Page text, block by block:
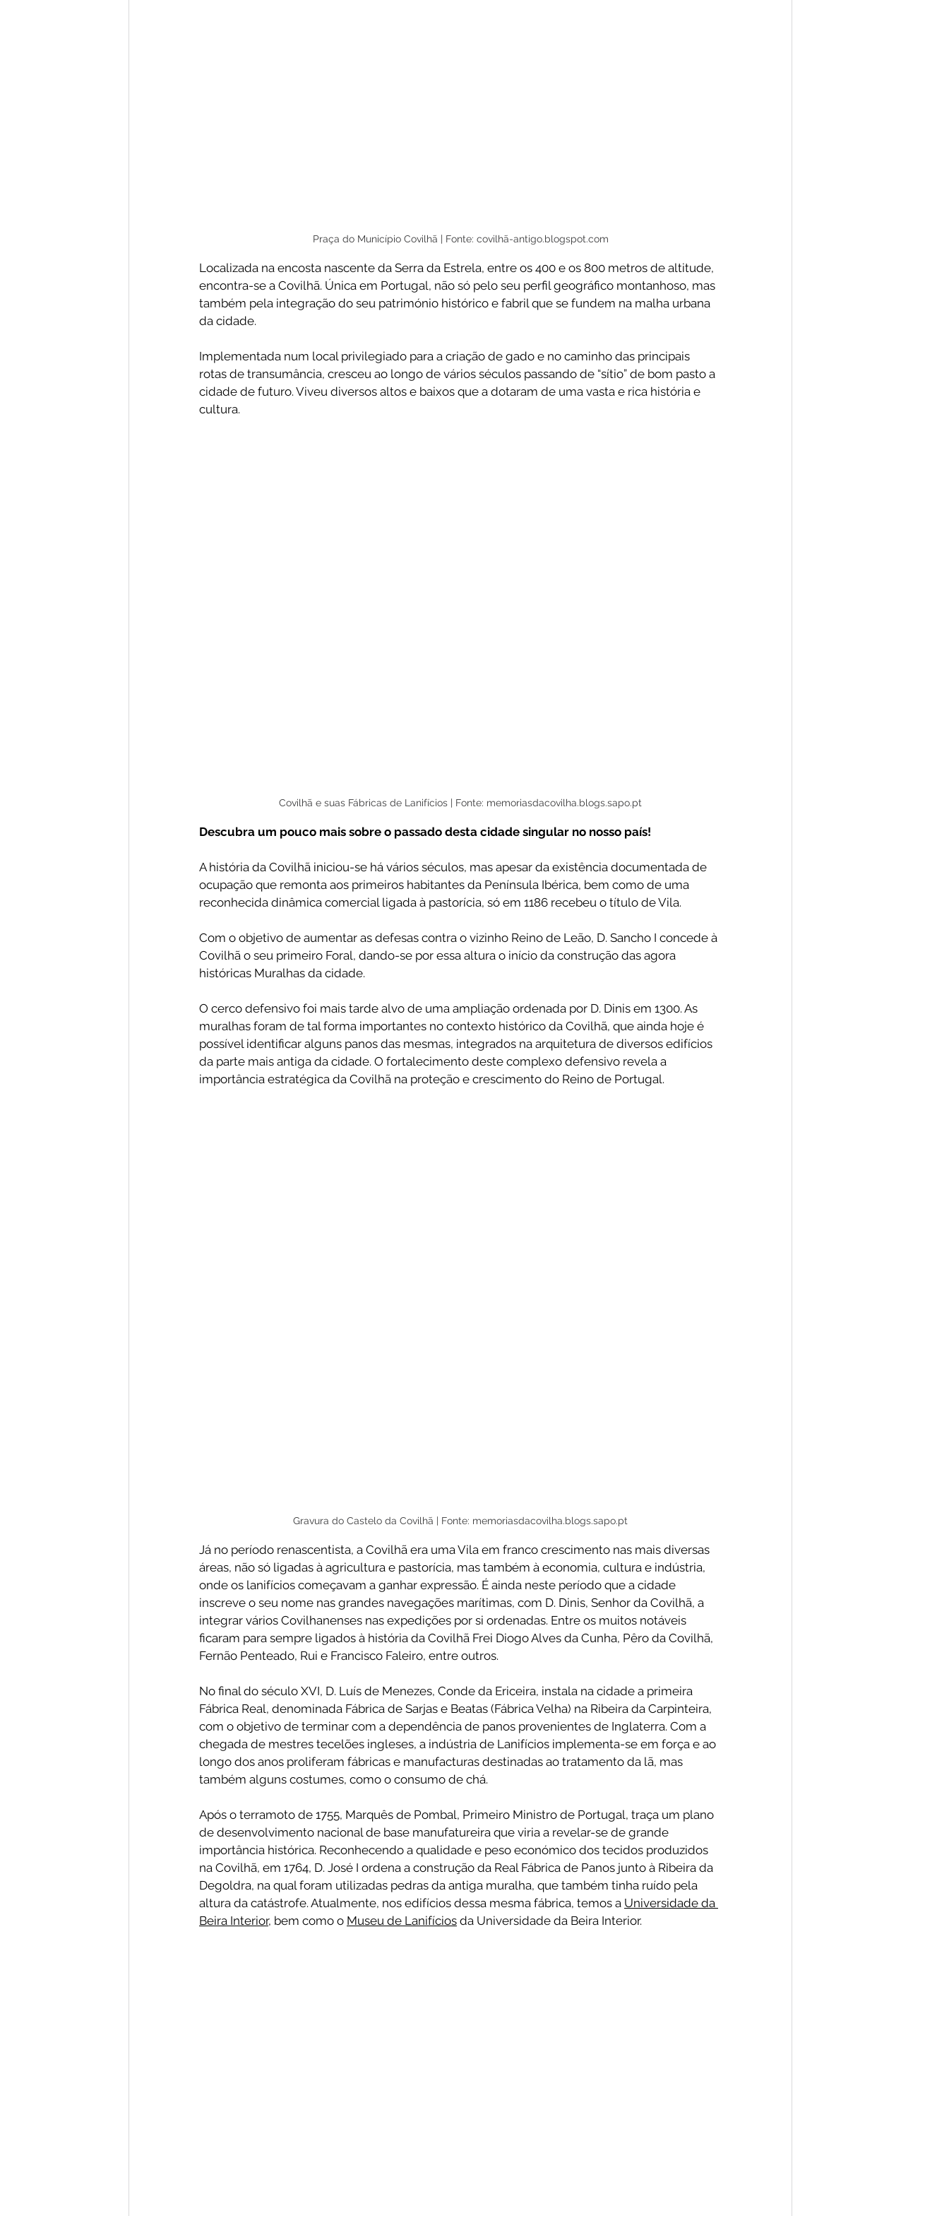
Praça do Município Covilhã | Fonte: covilhã-antigo.blogspot.com
Localizada na encosta nascente da Serra da Estrela, entre os 400 e os 800 metros de altitude,
encontra-se a Covilhã. Única em Portugal, não só pelo seu perfil geográfico montanhoso, mas
também pela integração do seu património histórico e fabril que se fundem na malha urbana
da cidade.
Implementada num local privilegiado para a criação de gado e no caminho das principais
rotas de transumância, cresceu ao longo de vários séculos passando de “sítio” de bom pasto a
cidade de futuro. Viveu diversos altos e baixos que a dotaram de uma vasta e rica história e
cultura.
Covilhã e suas Fábricas de Lanifícios | Fonte: memoriasdacovilha.blogs.sapo.pt
Descubra um pouco mais sobre o passado desta cidade singular no nosso país!
A história da Covilhã iniciou-se há vários séculos, mas apesar da existência documentada de
ocupação que remonta aos primeiros habitantes da Península Ibérica, bem como de uma
reconhecida dinâmica comercial ligada à pastorícia, só em 1186 recebeu o título de Vila.
Com o objetivo de aumentar as defesas contra o vizinho Reino de Leão, D. Sancho I concede à
Covilhã o seu primeiro Foral, dando-se por essa altura o início da construção das agora
históricas Muralhas da cidade.
O cerco defensivo foi mais tarde alvo de uma ampliação ordenada por D. Dinis em 1300. As
muralhas foram de tal forma importantes no contexto histórico da Covilhã, que ainda hoje é
possível identificar alguns panos das mesmas, integrados na arquitetura de diversos edifícios
da parte mais antiga da cidade. O fortalecimento deste complexo defensivo revela a
importância estratégica da Covilhã na proteção e crescimento do Reino de Portugal.
Gravura do Castelo da Covilhã | Fonte: memoriasdacovilha.blogs.sapo.pt
Já no período renascentista, a Covilhã era uma Vila em franco crescimento nas mais diversas
áreas, não só ligadas à agricultura e pastorícia, mas também à economia, cultura e indústria,
onde os lanifícios começavam a ganhar expressão. É ainda neste período que a cidade
inscreve o seu nome nas grandes navegações marítimas, com D. Dinis, Senhor da Covilhã, a
integrar vários Covilhanenses nas expedições por si ordenadas. Entre os muitos notáveis
ficaram para sempre ligados à história da Covilhã Frei Diogo Alves da Cunha, Pêro da Covilhã,
Fernão Penteado, Rui e Francisco Faleiro, entre outros.
No final do século XVI, D. Luís de Menezes, Conde da Ericeira, instala na cidade a primeira
Fábrica Real, denominada Fábrica de Sarjas e Beatas (Fábrica Velha) na Ribeira da Carpinteira,
com o objetivo de terminar com a dependência de panos provenientes de Inglaterra. Com a
chegada de mestres tecelões ingleses, a indústria de Lanifícios implementa-se em força e ao
longo dos anos proliferam fábricas e manufacturas destinadas ao tratamento da lã, mas
também alguns costumes, como o consumo de chá.
Após o terramoto de 1755, Marquês de Pombal, Primeiro Ministro de Portugal, traça um plano
de desenvolvimento nacional de base manufatureira que viria a revelar-se de grande
importância histórica. Reconhecendo a qualidade e peso económico dos tecidos produzidos
na Covilhã, em 1764, D. José I ordena a construção da Real Fábrica de Panos junto à Ribeira da
Degoldra, na qual foram utilizadas pedras da antiga muralha, que também tinha ruído pela
altura da catástrofe. Atualmente, nos edifícios dessa mesma fábrica, temos a Universidade da
Beira Interior, bem como o Museu de Lanifícios da Universidade da Beira Interior.